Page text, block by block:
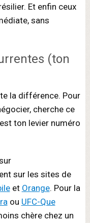
Et enfin ceux
sans
(ton
la différence. Pour
cherche ce
ton levier numéro
sur les sites de
et Orange. Pour la
ou UFC-Que
chère chez un